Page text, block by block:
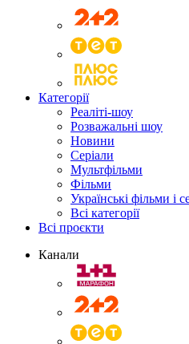
Категорії
Реаліті-шоу
Розважальні шоу
Новини
Серіали
Мультфільми
Фільми
Українські фільми і
Всі категорії
Всі проєкти
Канали